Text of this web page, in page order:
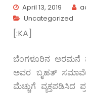
April 13, 2019
Uncategorized
[:KA]
ಬೆಂಗಳೂರಿನ ಅರಮನೆ
ಅವರ ಬೃಹತ್
ಮೆಚ್ಚುಗೆ ವ್ಯಕ್ತಪಡಿಸಿದ